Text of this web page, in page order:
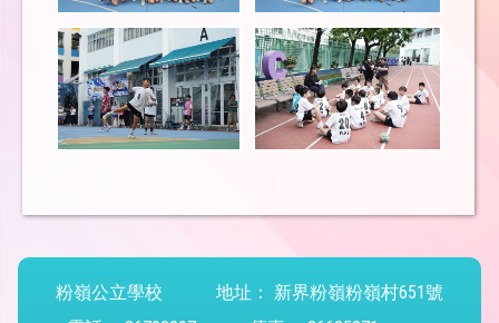
粉嶺公立學校 地址：
新界粉嶺粉嶺村651號